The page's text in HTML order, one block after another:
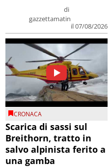
di
gazzettamatin
il 07/08/2026
CRONACA
Scarica di sassi sul
Breithorn, tratto in
salvo alpinista ferito a
una gamba